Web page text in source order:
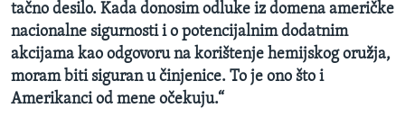
tačno desilo. Kada donosim odluke iz domena američke
nacionalne sigurnosti i o potencijalnim dodatnim
akcijama kao odgovoru na korištenje hemijskog oružja,
moram biti siguran u činjenice. To je ono što i
Amerikanci od mene očekuju.“